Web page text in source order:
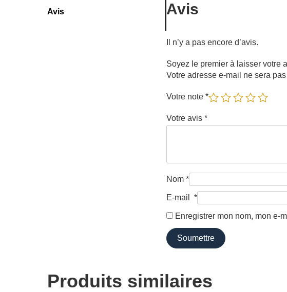
Avis Avis
Il n’y a pas encore d’avis.
Soyez le premier à laisser votre
Votre adresse e-mail ne sera
Votre note *
Votre avis *
Nom *
E-mail *
Enregistrer mon nom, mon e-
Produits similaires